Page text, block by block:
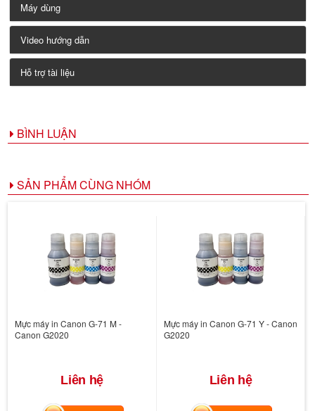
Máy dùng
Video hướng dẫn
Hỗ trợ tài liệu
BÌNH LUẬN
SẢN PHẨM CÙNG NHÓM
Mực máy in Canon G-71 M -
Canon G2020
Liên hệ
Mực máy in Canon G-71 Y - Canon
G2020
Liên hệ